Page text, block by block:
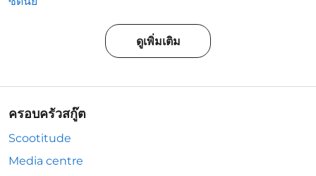
ดูเพิ่มเติม
ครอบครัวสกู๊ต
Scootitude
Media centre